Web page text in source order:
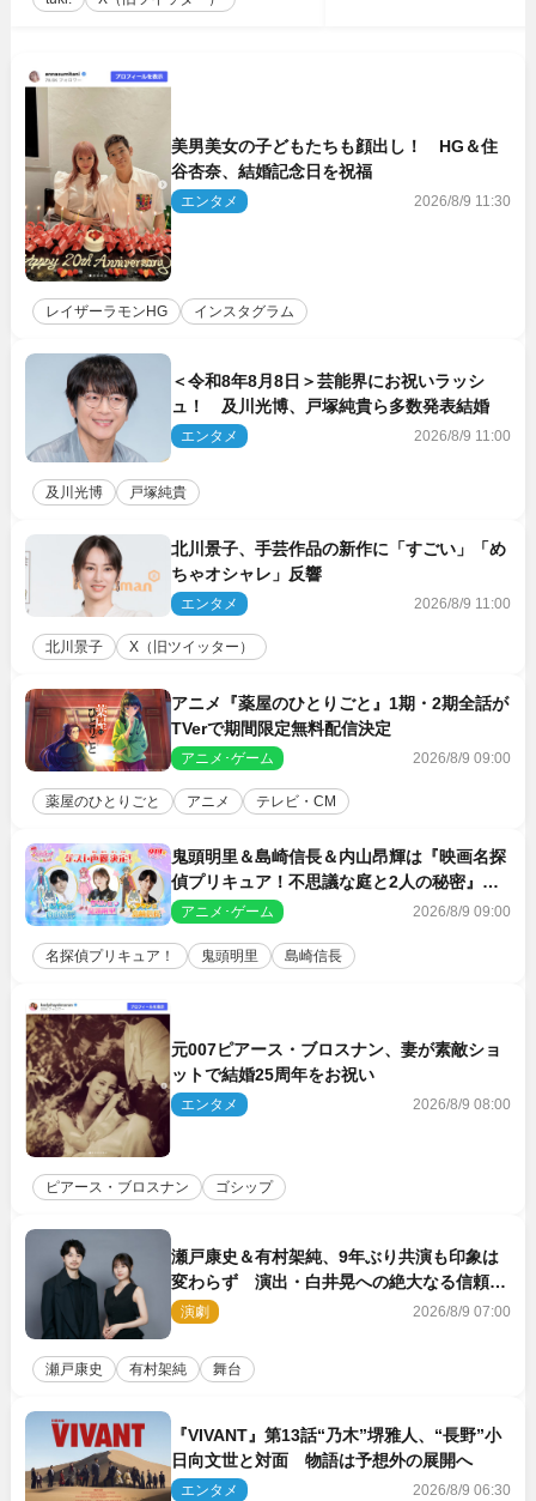
美男美女の子どもたちも顔出し！ HG＆住
谷杏奈、結婚記念日を祝福
エンタメ 2026/8/9 11:30
レイザーラモンHG インスタグラム
＜令和8年8月8日＞芸能界にお祝いラッシ
ュ！ 及川光博、戸塚純貴ら多数発表結婚
エンタメ 2026/8/9 11:00
及川光博 戸塚純貴
北川景子、手芸作品の新作に「すごい」「め
ちゃオシャレ」反響
エンタメ 2026/8/9 11:00
北川景子 X（旧ツイッター）
アニメ『薬屋のひとりごと』1期・2期全話が
TVerで期間限定無料配信決定
アニメ･ゲーム 2026/8/9 09:00
薬屋のひとりごと アニメ テレビ・CM
鬼頭明里＆島崎信長＆内山昂輝は『映画名探
偵プリキュア！不思議な庭と2人の秘密』ゲ
スト声優に決定
アニメ･ゲーム 2026/8/9 09:00
名探偵プリキュア！ 鬼頭明里 島崎信長
元007ピアース・ブロスナン、妻が素敵ショ
ットで結婚25周年をお祝い
エンタメ 2026/8/9 08:00
ピアース・ブロスナン ゴシップ
瀬戸康史＆有村架純、9年ぶり共演も印象は
変わらず 演出・白井晃への絶大なる信頼を
胸に舞台『キュー』に挑む
演劇 2026/8/9 07:00
瀬戸康史 有村架純 舞台
『VIVANT』第13話“乃木”堺雅人、“長野”小
日向文世と対面 物語は予想外の展開へ
エンタメ 2026/8/9 06:30